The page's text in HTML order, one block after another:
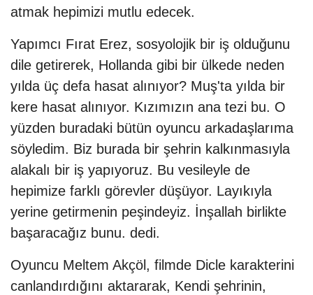
atmak hepimizi mutlu edecek.
Yapımcı Fırat Erez, sosyolojik bir iş olduğunu
dile getirerek, Hollanda gibi bir ülkede neden
yılda üç defa hasat alınıyor? Muş'ta yılda bir
kere hasat alınıyor. Kızımızın ana tezi bu. O
yüzden buradaki bütün oyuncu arkadaşlarıma
söyledim. Biz burada bir şehrin kalkınmasıyla
alakalı bir iş yapıyoruz. Bu vesileyle de
hepimize farklı görevler düşüyor. Layıkıyla
yerine getirmenin peşindeyiz. İnşallah birlikte
başaracağız bunu. dedi.
Oyuncu Meltem Akçöl, filmde Dicle karakterini
canlandırdığını aktararak, Kendi şehrinin,